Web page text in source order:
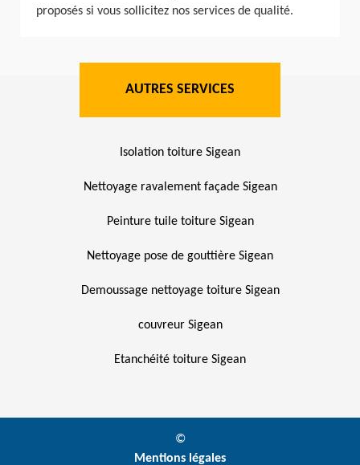
proposés si vous sollicitez nos services de qualité.
AUTRES SERVICES
Isolation toiture Sigean
Nettoyage ravalement façade Sigean
Peinture tuile toiture Sigean
Nettoyage pose de gouttière Sigean
Demoussage nettoyage toiture Sigean
couvreur Sigean
Etanchéité toiture Sigean
©
Mentions légales